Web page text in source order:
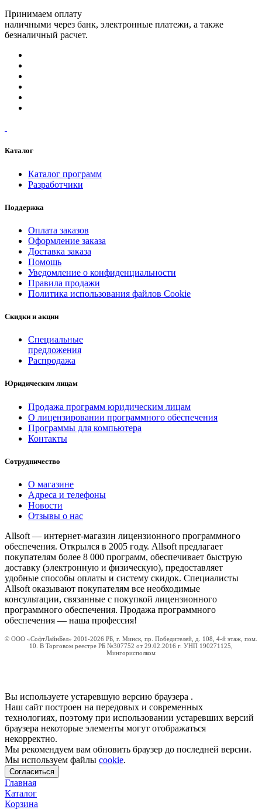
Принимаем оплату
наличными через банк, электронные платежи, а также
безналичный расчет.
Каталог
Каталог программ
Разработчики
Поддержка
Оплата заказов
Оформление заказа
Доставка заказа
Помощь
Уведомление о конфиденциальности
Правила продажи
Политика использования файлов Cookie
Скидки и акции
Специальные
предложения
Распродажа
Юридическим лицам
Продажа программ юридическим лицам
О лицензировании программного обеспечения
Программы для компьютера
Контакты
Сотрудничество
О магазине
Адреса и телефоны
Новости
Отзывы о нас
Allsoft — интернет-магазин лицензионного программного
обеспечения. Открылся в 2005 году. Allsoft предлагает
покупателям более 8 000 программ, обеспечивает быструю
доставку (электронную и физическую), предоставляет
удобные способы оплаты и систему скидок. Специалисты
Allsoft оказывают покупателям все необходимые
консультации, связанные с покупкой лицензионного
программного обеспечения. Продажа программного
обеспечения — наша профессия!
© ООО «СофтЛайнБел» 2001-2026 РБ, г. Минск, пр. Победителей, д. 108, 4-й этаж, пом.
10. В Торговом реестре РБ №307752 от 29.02.2016 г. УНП 190271125,
Мингорисполком
Вы используете устаревшую версию браузера .
Наш сайт построен на передовых и современных
технологиях, поэтому при использовании устаревших версий
браузера некоторые элементы могут отображаться
некорректно.
Мы рекомендуем вам обновить браузер до последней версии.
Мы используем файлы cookie.
Согласиться
Главная
Каталог
Корзина